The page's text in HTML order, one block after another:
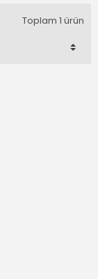
Toplam 1 ürün